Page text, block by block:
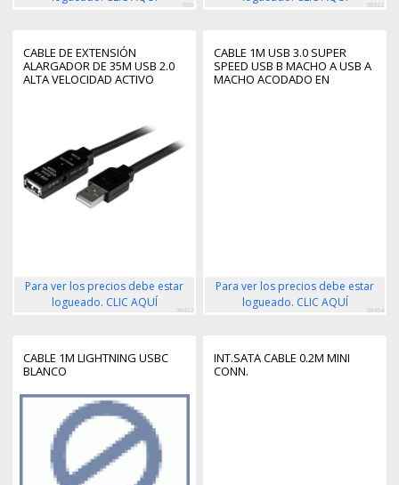
869 38322
CABLE DE EXTENSIÓN
ALARGADOR DE 35M USB 2.0
ALTA VELOCIDAD ACTIVO
Para ver los precios debe estar
logueado. CLIC AQUÍ
38422
CABLE 1M USB 3.0 SUPER
SPEED USB B MACHO A USB A
MACHO ACODADO EN
Para ver los precios debe estar
logueado. CLIC AQUÍ
38464
CABLE 1M LIGHTNING USBC
BLANCO
INT.SATA CABLE 0.2M MINI
CONN.